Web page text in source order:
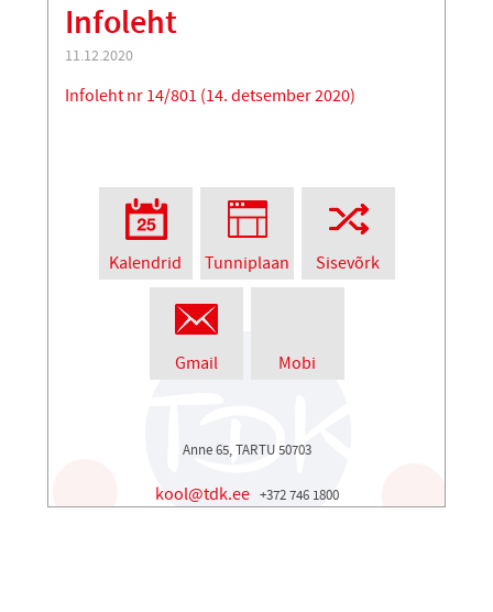
Infoleht
11.12.2020
Infoleht nr 14/801 (14. detsember 2020)
Kalendrid Tunniplaan Sisevõrk
Gmail Mobi
Anne 65, TARTU 50703
kool@tdk.ee +372 746 1800